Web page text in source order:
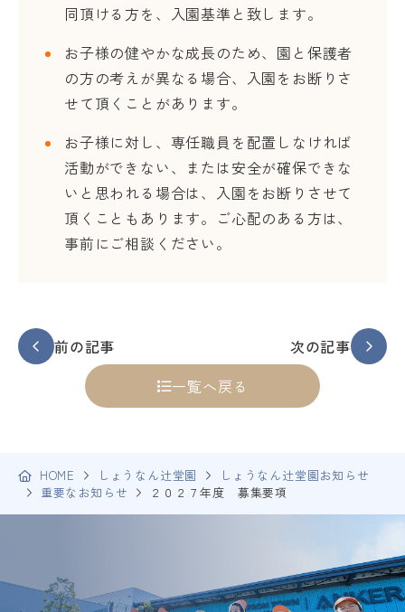
同頂ける方を、入園基準と致します。
お子様の健やかな成長のため、園と保護者
の方の考えが異なる場合、入園をお断りさ
せて頂くことがあります。
お子様に対し、専任職員を配置しなければ
活動ができない、または安全が確保できな
いと思われる場合は、入園をお断りさせて
頂くこともあります。ご心配のある方は、
事前にご相談ください。
前の記事
次の記事
一覧へ戻る
HOME しょうなん辻堂園
しょうなん辻堂園お知らせ
重要なお知らせ
２０２７年度 募集要項